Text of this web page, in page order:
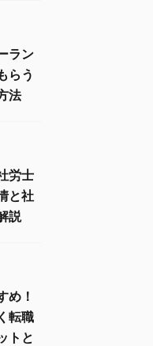
ラン
らう
法
労士
と社
説
め！
転職
トと